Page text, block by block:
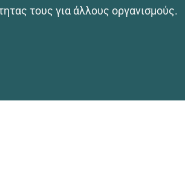
τους για άλλους οργανισμούς.